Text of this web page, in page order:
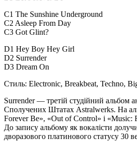
C1 The Sunshine Underground
C2 Asleep From Day
C3 Got Glint?
D1 Hey Boy Hey Girl
D2 Surrender
D3 Dream On
Стиль: Electronic, Breakbeat, Techno,
Surrender — третій студійний альбом
Сполучених Штатах Astralwerks. На
Forever Be», «Out of Control» і «Music:
До запису альбому як вокалісти
дворазового платинового статусу 30